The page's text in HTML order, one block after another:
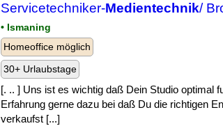
Servicetechniker-Medientechnik/
• Ismaning
Homeoffice möglich
30+ Urlaubstage
[. .. ] Uns ist es wichtig daß Dein Studio optimal
Erfahrung gerne dazu bei daß Du die richtigen
verkaufst [...]